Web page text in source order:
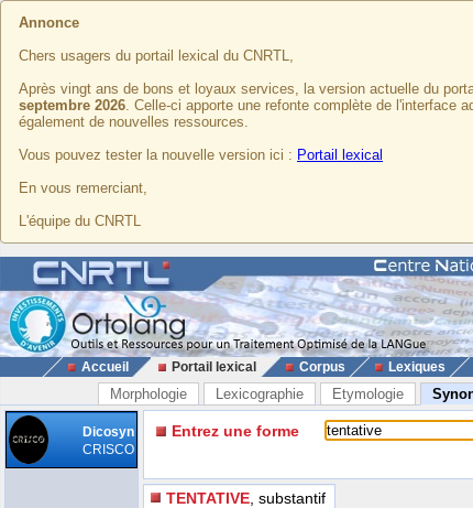
Annonce
Chers usagers du portail lexical du CNRTL,
Après vingt ans de bons et loyaux services, la version actuelle du
septembre 2026. Celle-ci apporte une refonte complète de l'interface
également de nouvelles ressources.
Vous pouvez tester la nouvelle version ici : Portail lexical
En vous remerciant,
L'équipe du CNRTL
Accueil Portail lexical Corpus Lexiques
Morphologie Lexicographie Etymologie
Dicosyn
CRISCO
Entrez une forme
TENTATIVE , substantif